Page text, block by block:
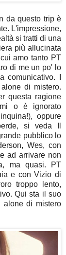
da questo trip è
L'impressione,
si tratti di una
più allucinata
amo tanto PT
di me un po' lo
comunicativo. I
di mistero.
questa ragione
o è ignorato
oppure
si veda Il
pubblico lo
Wes, con
ad arrivare non
ma quasi. PT
e con Vizio di
troppo lento,
Qui sta il suo
alone di mistero